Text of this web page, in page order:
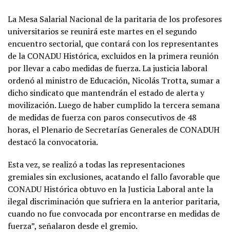
La Mesa Salarial Nacional de la paritaria de los profesores
universitarios se reunirá este martes en el segundo
encuentro sectorial, que contará con los representantes
de la CONADU Histórica, excluidos en la primera reunión
por llevar a cabo medidas de fuerza. La justicia laboral
ordenó al ministro de Educación, Nicolás Trotta, sumar a
dicho sindicato que mantendrán el estado de alerta y
movilización. Luego de haber cumplido la tercera semana
de medidas de fuerza con paros consecutivos de 48
horas, el Plenario de Secretarías Generales de CONADUH
destacó la convocatoria.
Esta vez, se realizó a todas las representaciones
gremiales sin exclusiones, acatando el fallo favorable que
CONADU Histórica obtuvo en la Justicia Laboral ante la
ilegal discriminación que sufriera en la anterior paritaria,
cuando no fue convocada por encontrarse en medidas de
fuerza”, señalaron desde el gremio.